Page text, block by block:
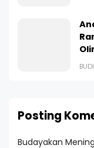
Posting
Budayakan